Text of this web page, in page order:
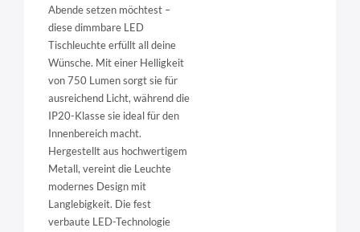
Abende setzen möchtest –
diese dimmbare LED
Tischleuchte erfüllt all deine
Wünsche. Mit einer Helligkeit
von 750 Lumen sorgt sie für
ausreichend Licht, während die
IP20-Klasse sie ideal für den
Innenbereich macht.
Hergestellt aus hochwertigem
Metall, vereint die Leuchte
modernes Design mit
Langlebigkeit. Die fest
verbaute LED-Technologie